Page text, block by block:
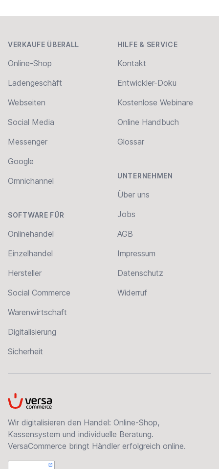
VERKAUFE ÜBERALL
Online-Shop
Ladengeschäft
Webseiten
Social Media
Messenger
Google
Omnichannel
SOFTWARE FÜR
Onlinehandel
Einzelhandel
Hersteller
Social Commerce
Warenwirtschaft
Digitalisierung
Sicherheit
HILFE & SERVICE
Kontakt
Entwickler-Doku
Kostenlose Webinare
Online Handbuch
Glossar
UNTERNEHMEN
Über uns
Jobs
AGB
Impressum
Datenschutz
Widerruf
VersaCommerce
Wir digitalisieren den Handel: Online-Shop,
Kassensystem und individuelle Beratung.
VersaCommerce bringt Händler erfolgreich online.